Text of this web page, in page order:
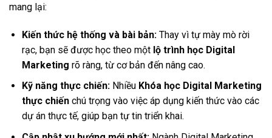
mang lại:
Kiến thức hệ thống và bài bản:Thay vì tự mày mò rời
rạc, bạn sẽ được học theo một lộ trình học Digital
Marketing rõ ràng, từ cơ bản đến nâng cao.
Kỹ năng thực chiến:Nhiều Khóa học Digital Marketing
thực chiếnchú trọng vào việc áp dụng kiến thức vào các
dự án thực tế, giúp bạn tự tin triển khai.